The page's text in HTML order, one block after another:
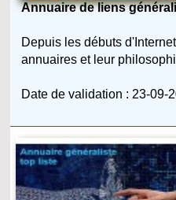
Annuaire de liens
Depuis les débuts
annuaires et leur
Date de validation : 23-09-